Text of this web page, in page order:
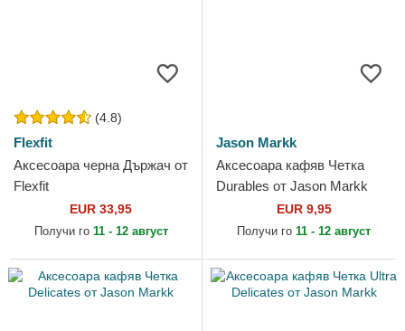
(4.8)
Flexfit
Аксесоара черна Държач от
Flexfit
EUR 33,95
Получи го 11 - 12 август
Jason Markk
Аксесоара кафяв Четка
Durables от Jason Markk
EUR 9,95
Получи го 11 - 12 август